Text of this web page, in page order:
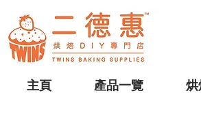
主頁 產品一覽 烘